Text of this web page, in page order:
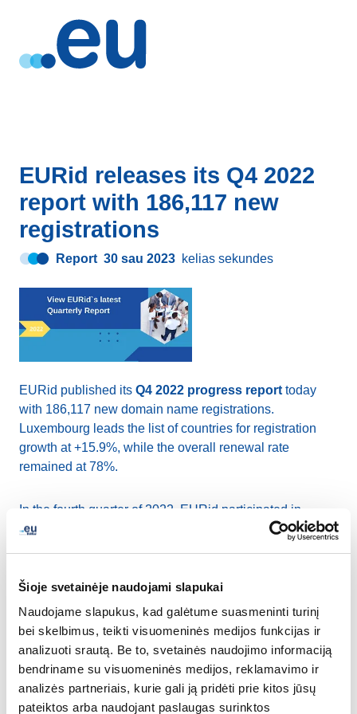
Šioje svetainėje naudojami slapukai
Naudojame slapukus, kad galėtume suasmeninti turinį
bei skelbimus, teikti visuomeninės medijos funkcijas ir
analizuoti srautą. Be to, svetainės naudojimo informaciją
bendriname su visuomeninės medijos, reklamavimo ir
analizės partneriais, kurie gali ją pridėti prie kitos jūsų
pateiktos arba naudojant paslaugas surinktos
EURid releases its Q4 2022
report with 186,117 new
registrations
Report 30 sau 2023 kelias sekundes
EURid published its Q4 2022 progress report today
with 186,117 new domain name registrations.
Luxembourg leads the list of countries for registration
growth at +15.9%, while the overall renewal rate
remained at 78%.
In the fourth quarter of 2022, EURid participated in
codeweek.eu
initiatives in four countries, introducing
join forces in raising awareness about trademarks and
domain names and held its first ever .eu day with
.eu
Academy Masterclasses
and announced the
winners
of the 2022 .eu Web Awardson 17 November in
Mechelen, Belgium.
Read more from [EURid`s Q4 2022 progress report]